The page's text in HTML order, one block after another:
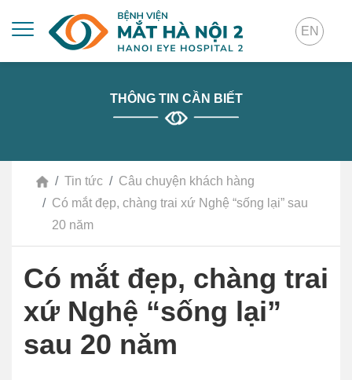
EN
THÔNG TIN CẦN BIẾT
Tin tức
Câu chuyện khách hàng
Có mắt đẹp, chàng trai xứ Nghệ “sống lại” sau
20 năm
Có mắt đẹp, chàng trai
xứ Nghệ “sống lại”
sau 20 năm